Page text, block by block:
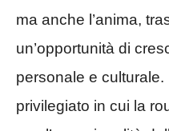
ma anche l’anima,
un’opportunità di
personale e
privilegiato in cui la